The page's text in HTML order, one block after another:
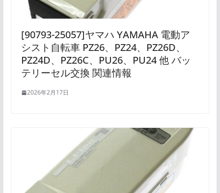
[90793-25057]ヤマハ YAMAHA 電動ア
シスト自転車 PZ26、PZ24、PZ26D、
PZ24D、PZ26C、PU26、PU24 他 バッ
テリーセル交換 関連情報
2026年2月17日